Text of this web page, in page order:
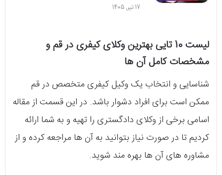
17 تیر, 1405
لیست 10 تایی بهترین وکلای کیفری در قم و
مشخصات کامل آن ها
شناسایی و انتخاب یک وکیل کیفری متخصص در قم
ممکن است برای افراد دشوار باشد. در این قسمت از مقاله
اسامی برخی از وکلای دادگستری را تهیه و به شما ارائه
کردیم تا در صورت نیاز بتوانید به آن ها مراجعه کرده و از
مشاوره های آن ها بهره مند شوید.